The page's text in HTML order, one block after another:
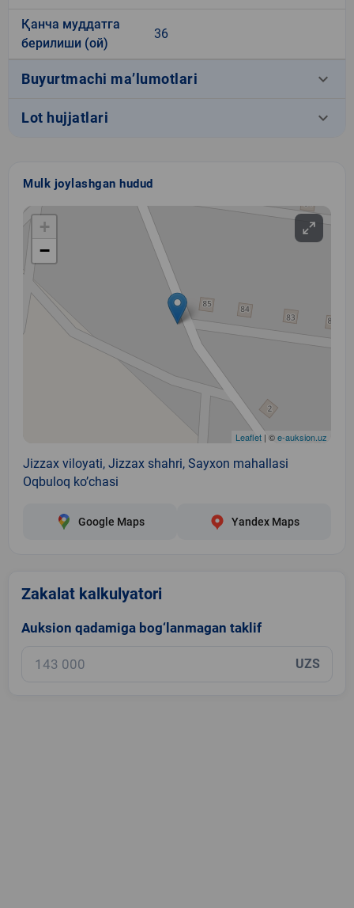
Қанча муддатга
берилиши (ой)
36
Buyurtmachi ma’lumotlari keyboard_arrow_down
Lot hujjatlari keyboard_arrow_down
Mulk joylashgan hudud
+
−
Leaflet | ©e-auksion.uz
Jizzax viloyati, Jizzax shahri, Sayxon mahallasi
Oqbuloq ko’chasi
Google Maps Yandex Maps
Zakalat kalkulyatori
Auksion qadamiga bog‘lanmagan taklif
UZS